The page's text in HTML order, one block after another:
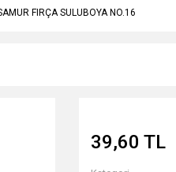
FIRÇA SULUBOYA NO.16
39,60 TL